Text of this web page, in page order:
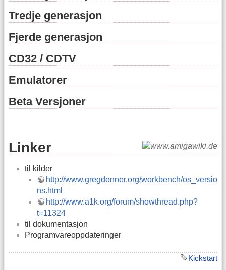
Tredje generasjon
Fjerde generasjon
CD32 / CDTV
Emulatorer
Beta Versjoner
Linker
til kilder
http://www.gregdonner.org/workbench/os_versio
ns.html
http://www.a1k.org/forum/showthread.php?
t=11324
til dokumentasjon
Programvareoppdateringer
Kickstart